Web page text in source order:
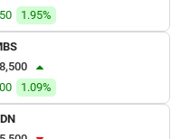
1.95%
1.09%